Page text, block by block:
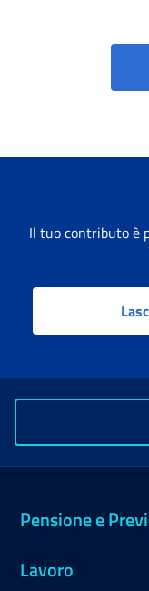
Il tuo contributo è
Pensione e
Lavoro